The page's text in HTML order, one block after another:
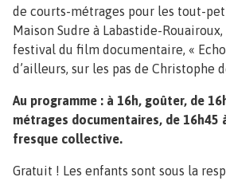
de courts-métrages pour les tout-
Maison Sudre à Labastide-
festival du film documentaire, «
d’ailleurs, sur les pas de Christophe
Au programme : à 16h, goûter, de
métrages documentaires, de 16h45
fresque collective.
Gratuit ! Les enfants sont sous la